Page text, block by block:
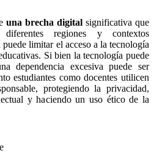
una brecha digitalsignificativa que
regiones y contextos
limitar el acceso a la tecnología
Si bien la tecnología puede
dependencia excesiva puede ser
estudiantes como docentes utilicen
protegiendo la privacidad,
y haciendo un uso ético de la